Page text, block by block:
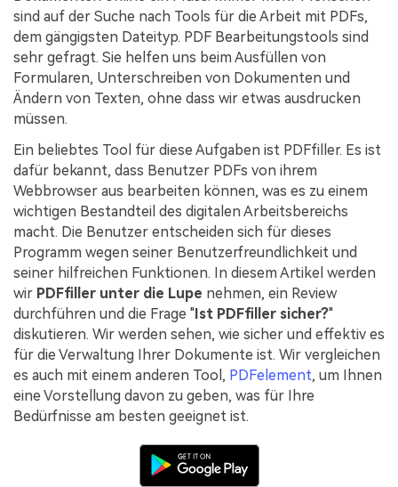
PDF OCR
PDF-Daten extrahieren
PDF freigeben
Branchen
Bildung
IT-Dienstleistung
Rechtliches
Gesundheitswesen
Finanzen
Regierung
Veröffentlichung
Freiberufler
Kontakt zum Support
Was ist NEU
Benutzerhandbuch
PDFelement für Windows
PDFelement für Mac
PDFelement für iOS
PDFelement für Android
Mehr erfahren
Bewertungen
Sehen Sie, was unsere Nutzer sagen.
Kostenlose PDF-Vorlagen
Bearbeiten, Drucken und Anpassen von kostenlosen Vorlagen.
PDF-Wissen
PDF-bezogene Informationen, die Sie benötigen.
Download-Zentrum
Laden Sie die leistungsstärksten und einfachsten PDF-Tools
sind auf der Suche nach Tools für die Arbeit mit PDFs,
dem gängigsten Dateityp. PDF Bearbeitungstools sind
sehr gefragt. Sie helfen uns beim Ausfüllen von
Formularen, Unterschreiben von Dokumenten und
Ändern von Texten, ohne dass wir etwas ausdrucken
müssen.
Ein beliebtes Tool für diese Aufgaben ist PDFfiller. Es ist
dafür bekannt, dass Benutzer PDFs von ihrem
Webbrowser aus bearbeiten können, was es zu einem
wichtigen Bestandteil des digitalen Arbeitsbereichs
macht. Die Benutzer entscheiden sich für dieses
Programm wegen seiner Benutzerfreundlichkeit und
seiner hilfreichen Funktionen. In diesem Artikel werden
wir PDFfiller unter die Lupe nehmen, ein Review
durchführen und die Frage " Ist PDFfiller sicher?"
diskutieren. Wir werden sehen, wie sicher und effektiv es
für die Verwaltung Ihrer Dokumente ist. Wir vergleichen
es auch mit einem anderen Tool, PDFelement, um Ihnen
eine Vorstellung davon zu geben, was für Ihre
Bedürfnisse am besten geeignet ist.